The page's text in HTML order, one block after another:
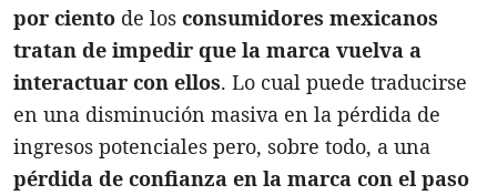
por ciento de los consumidores mexicanos
tratan de impedir que la marca vuelva a
interactuar con ellos. Lo cual puede traducirse
en una disminución masiva en la pérdida de
ingresos potenciales pero, sobre todo, a una
pérdida de confianza en la marca con el paso